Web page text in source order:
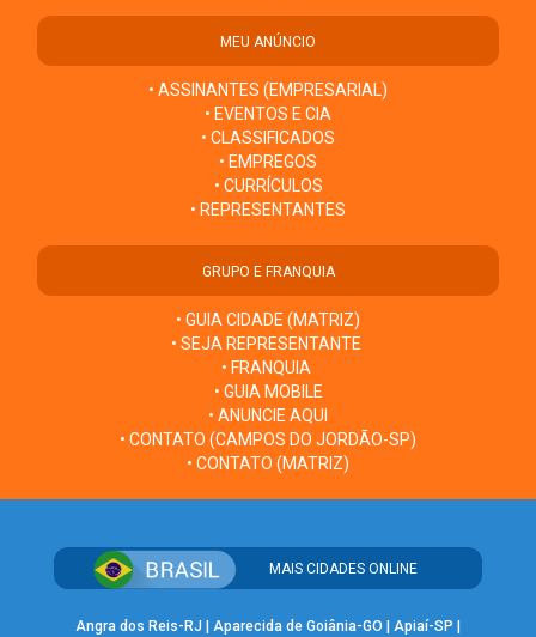
MEU ANÚNCIO
• ASSINANTES (EMPRESARIAL)
• EVENTOS E CIA
• CLASSIFICADOS
• EMPREGOS
• CURRÍCULOS
• REPRESENTANTES
GRUPO E FRANQUIA
• GUIA CIDADE (MATRIZ)
• SEJA REPRESENTANTE
• FRANQUIA
• GUIA MOBILE
• ANUNCIE AQUI
• CONTATO (CAMPOS DO JORDÃO-SP)
• CONTATO (MATRIZ)
MAIS CIDADES ONLINE
Angra dos Reis-RJ Aparecida de Goiânia-GO Apiaí-SP